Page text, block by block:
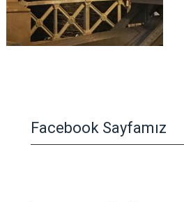
Facebook Sayfamız